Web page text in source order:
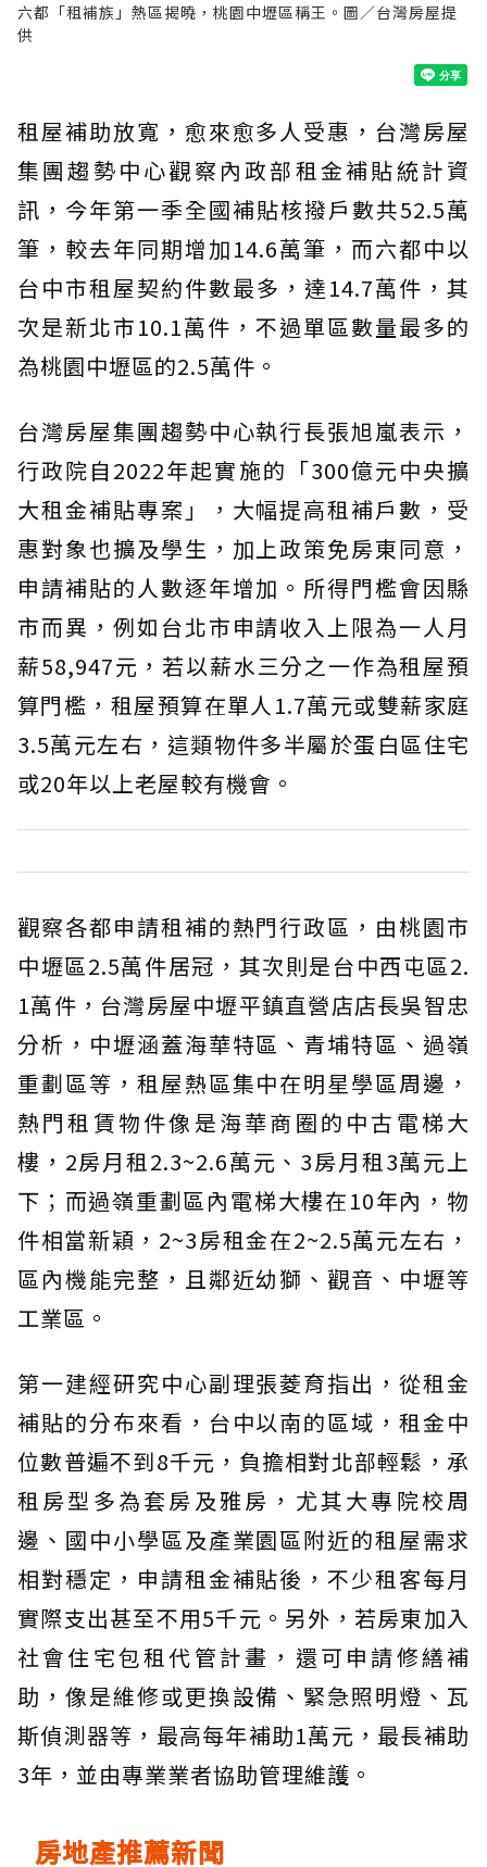
六都「租補族」熱區揭曉，桃園中壢區稱王。圖／台灣房屋提
供
租屋補助放寬，愈來愈多人受惠，台灣房屋
集團趨勢中心觀察內政部租金補貼統計資
訊，今年第一季全國補貼核撥戶數共52.5萬
筆，較去年同期增加14.6萬筆，而六都中以
台中市租屋契約件數最多，達14.7萬件，其
次是新北市10.1萬件，不過單區數量最多的
為桃園中壢區的2.5萬件。
台灣房屋集團趨勢中心執行長張旭嵐表示，
行政院自2022年起實施的「300億元中央擴
大租金補貼專案」，大幅提高租補戶數，受
惠對象也擴及學生，加上政策免房東同意，
申請補貼的人數逐年增加。所得門檻會因縣
市而異，例如台北市申請收入上限為一人月
薪58,947元，若以薪水三分之一作為租屋預
算門檻，租屋預算在單人1.7萬元或雙薪家庭
3.5萬元左右，這類物件多半屬於蛋白區住宅
或20年以上老屋較有機會。
觀察各都申請租補的熱門行政區，由桃園市
中壢區2.5萬件居冠，其次則是台中西屯區2.
1萬件，台灣房屋中壢平鎮直營店店長吳智忠
分析，中壢涵蓋海華特區、青埔特區、過嶺
重劃區等，租屋熱區集中在明星學區周邊，
熱門租賃物件像是海華商圈的中古電梯大
樓，2房月租2.3~2.6萬元、3房月租3萬元上
下；而過嶺重劃區內電梯大樓在10年內，物
件相當新穎，2~3房租金在2~2.5萬元左右，
區內機能完整，且鄰近幼獅、觀音、中壢等
工業區。
第一建經研究中心副理張菱育指出，從租金
補貼的分布來看，台中以南的區域，租金中
位數普遍不到8千元，負擔相對北部輕鬆，承
租房型多為套房及雅房，尤其大專院校周
邊、國中小學區及產業園區附近的租屋需求
相對穩定，申請租金補貼後，不少租客每月
實際支出甚至不用5千元。另外，若房東加入
社會住宅包租代管計畫，還可申請修繕補
助，像是維修或更換設備、緊急照明燈、瓦
斯偵測器等，最高每年補助1萬元，最長補助
3年，並由專業業者協助管理維護。
房地產推薦新聞